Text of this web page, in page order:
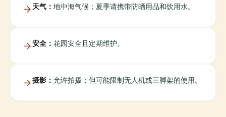
天气： 地中海气候；夏季请携带防晒用品和饮用水。
安全： 花园安全且定期维护。
摄影： 允许拍摄；但可能限制无人机或三脚架的使用。